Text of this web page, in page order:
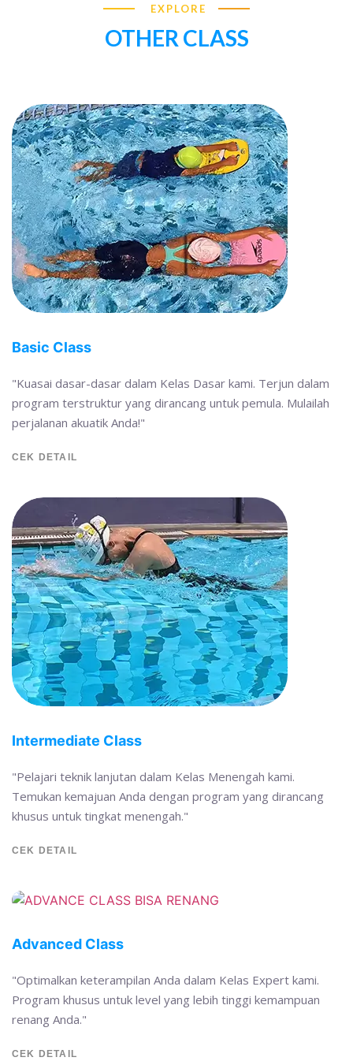
EXPLORE
OTHER CLASS
Basic Class
"Kuasai dasar-dasar dalam Kelas Dasar kami. Terjun dalam
program terstruktur yang dirancang untuk pemula. Mulailah
perjalanan akuatik Anda!"
CEK DETAIL
Intermediate Class
"Pelajari teknik lanjutan dalam Kelas Menengah kami.
Temukan kemajuan Anda dengan program yang dirancang
khusus untuk tingkat menengah."
CEK DETAIL
Advanced Class
"Optimalkan keterampilan Anda dalam Kelas Expert kami.
Program khusus untuk level yang lebih tinggi kemampuan
renang Anda."
CEK DETAIL